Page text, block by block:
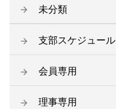
未分類
支部スケジュール
会員専用
理事専用